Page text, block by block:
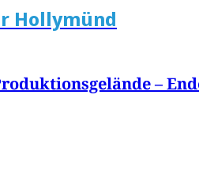
Hollymünd
–